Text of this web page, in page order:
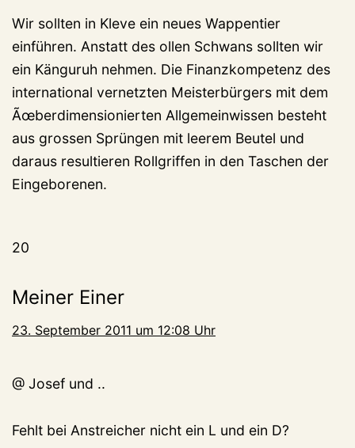
Wir sollten in Kleve ein neues Wappentier
einführen. Anstatt des ollen Schwans sollten wir
ein Känguruh nehmen. Die Finanzkompetenz des
international vernetzten Meisterbürgers mit dem
Ãœberdimensionierten Allgemeinwissen besteht
aus grossen Sprüngen mit leerem Beutel und
daraus resultieren Rollgriffen in den Taschen der
Eingeborenen.
20
Meiner Einer
23. September 2011 um 12:08 Uhr
@ Josef und ..
Fehlt bei Anstreicher nicht ein L und ein D?